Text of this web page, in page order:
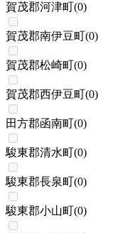
賀茂郡河津町(0)
賀茂郡南伊豆町(0)
賀茂郡松崎町(0)
賀茂郡西伊豆町(0)
田方郡函南町(0)
駿東郡清水町(0)
駿東郡長泉町(0)
駿東郡小山町(0)